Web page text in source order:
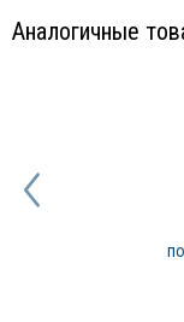
товаров в OEM и
Аналогичные